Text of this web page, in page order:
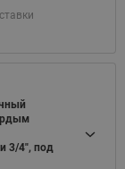
3/4", под